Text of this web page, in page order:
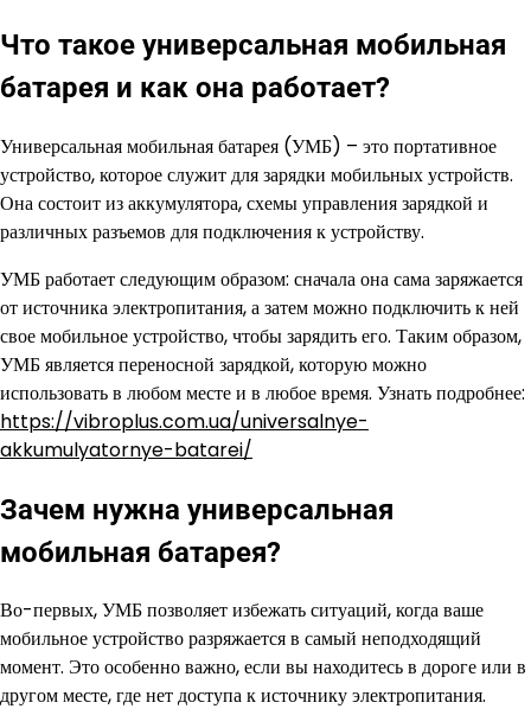
Что такое универсальная мобильная
батарея и как она работает?
Универсальная мобильная батарея (УМБ) – это портативное
устройство, которое служит для зарядки мобильных устройств.
Она состоит из аккумулятора, схемы управления зарядкой и
различных разъемов для подключения к устройству.
УМБ работает следующим образом: сначала она сама заряжается
от источника электропитания, а затем можно подключить к ней
свое мобильное устройство, чтобы зарядить его. Таким образом,
УМБ является переносной зарядкой, которую можно
использовать в любом месте и в любое время. Узнать подробнее:
https://vibroplus.com.ua/universalnye-
akkumulyatornye-batarei/
Зачем нужна универсальная
мобильная батарея?
Во-первых, УМБ позволяет избежать ситуаций, когда ваше
мобильное устройство разряжается в самый неподходящий
момент. Это особенно важно, если вы находитесь в дороге или в
другом месте, где нет доступа к источнику электропитания.